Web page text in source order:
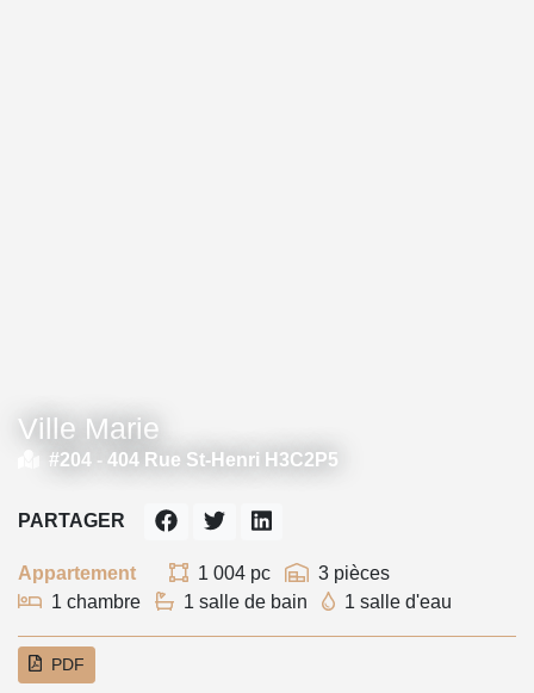
Ville Marie
#204 - 404 Rue St-Henri H3C2P5
Appartement 1 004 pc
3 pièces
1 chambre
1 salle de bain 1 salle d'eau
PARTAGER
PDF